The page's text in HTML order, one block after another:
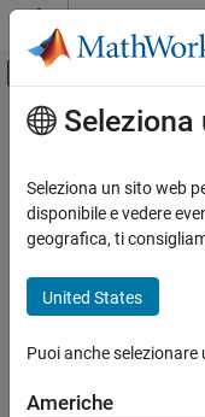
Vai al contenuto
Attiva/
Risorsa
Stato
Contenuto principale
Seleziona
Seleziona un sito web
disponibile e vedere
geografica, ti
United States
Puoi anche
Americhe